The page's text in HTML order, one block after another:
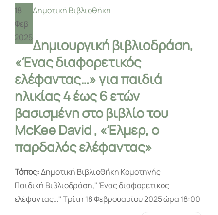
18
Φεβ
2025
Δημοτική Βιβλιοθήκη
Δημιουργική βιβλιοδράση,
«Ένας διαφορετικός
ελέφαντας…» για παιδιά
ηλικίας 4 έως 6 ετών
βασισμένη στο βιβλίο του
McKee David , «Έλμερ, ο
παρδαλός ελέφαντας»
Τόπος:Δημοτική Βιβλιοθήκη Κομοτηνής
Παιδική Βιβλιοδράση," Ένας διαφορετικός
ελέφαντας…" Τρίτη 18 Φεβρουαρίου 2025 ώρα 18:00